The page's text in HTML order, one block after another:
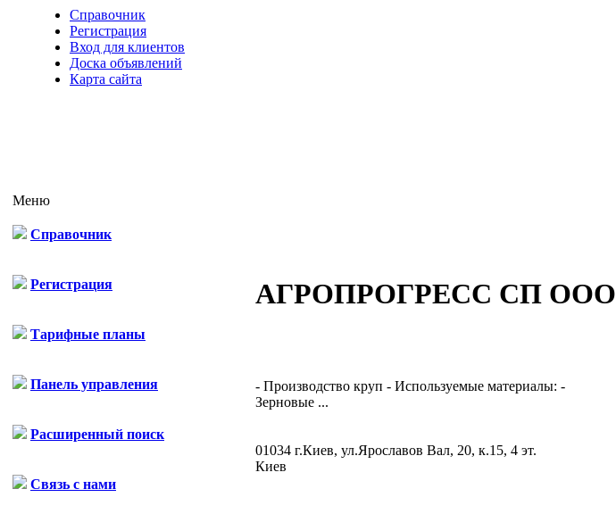
Справочник
Регистрация
Вход для клиентов
Доска объявлений
Карта сайта
Меню
Справочник
Регистрация
Тарифные планы
Панель управления
Расширенный поиск
Связь с нами
АГРОПРОГРЕСС СП ООО
- Производство круп - Используемые материалы: -
Зерновые ...
01034 г.Киев, ул.Ярославов Вал, 20, к.15, 4 эт.
Киев